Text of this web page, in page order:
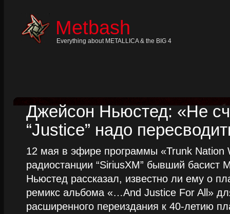
Metbash
Everything about METALLICA & the BIG 4
Джейсон Ньюстед: «Не
“Justice” надо
12 мая в эфире программы «Trunk Nation
радиостанции “SiriusXM” бывший басист
Ньюстед рассказал, известно ли ему о
ремикс альбома «…And Justice For All»
расширенного переиздания к 40-летию